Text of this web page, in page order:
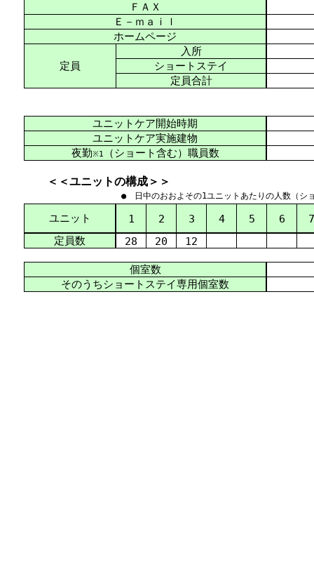
ＦＡＸ
Ｅ－ｍａｉｌ
ホームページ
定員
入所
ショートステイ
定員合計
ユニットケア開始時期
ユニットケア実施建物
夜勤※1 （ショート含む）職員数
＜＜ユニットの構成＞＞
● 日中のおおよその1ユニットあたりの人数（シ
ユニット 1 2 3 4 5 6
7
定員数
28 20 12
個室数
そのうちショートステイ専用個室数